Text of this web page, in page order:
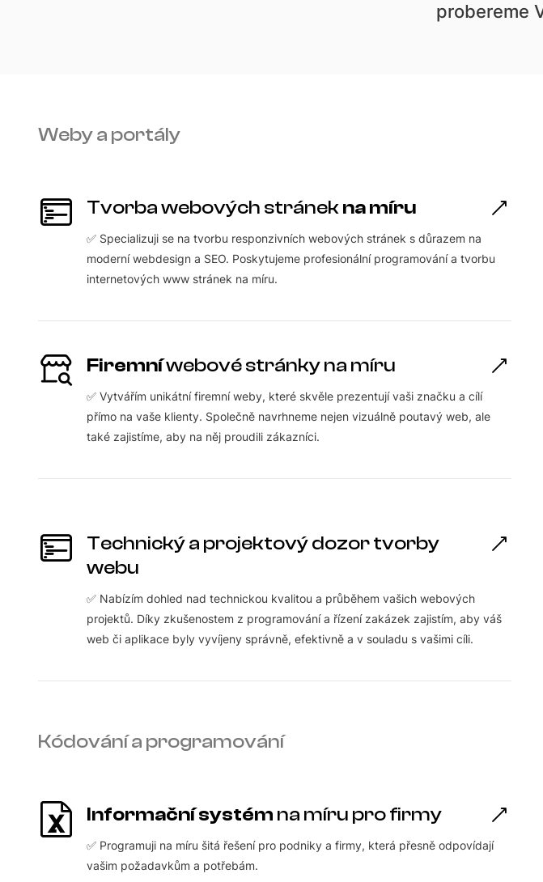
probereme
Weby a portály
Tvorba webových stránekna míru
✅ Specializuji se na tvorbu responzivních webových stránek s důrazem na
moderní webdesign a SEO. Poskytujeme profesionální programování a tvorbu
internetových www stránek na míru.
Firemníwebové stránky na míru
✅ Vytvářím unikátní firemní weby, které skvěle prezentují vaši značku a cílí
přímo na vaše klienty. Společně navrhneme nejen vizuálně poutavý web, ale
také zajistíme, aby na něj proudili zákazníci.
Technický a projektový dozor tvorby
webu
✅ Nabízím dohled nad technickou kvalitou a průběhem vašich webových
projektů. Díky zkušenostem z programování a řízení zakázek zajistím, aby váš
web či aplikace byly vyvíjeny správně, efektivně a v souladu s vašimi cíli.
Kódování a programování
Informační systém na míru pro firmy
✅ Programuji na míru šitá řešení pro podniky a firmy, která přesně odpovídají
vašim požadavkům a potřebám.